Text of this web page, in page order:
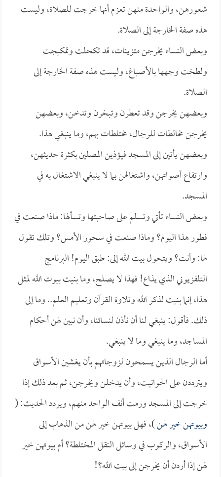
شعورهن، والواحدة منهن تعزم أنها خرجت للصلاة، وليست
هذه صفة الخارجة إلى الصلاة.
وبعض النساء يخرجن متزينات، قد تكحلت وتمكيجت
ولطخت وجهها بالأصباغ، وليست هذه صفة الخارجة إلى
الصلاة.
وبعضهن يخرجن وقد تعطرن وتبخرن وتدخن، وبعضهن
يخرجن مخالطات للرجال، مختلطات بهم، وما ينبغي هذا.
وبعضهن يأتين إلى المسجد فيؤذين المصلين بكثرة حديثهن،
وارتفاع أصواتهن، واشتغالهن بما لا ينبغي الاشتغال به في
المسجد.
وبعض النساء تأتي وتسلم على صاحبتها وتسألها: ماذا صنعت في
فطور هذا اليوم؟ وماذا صنعت في سحور الأمس؟ وتلك تقول
لها: وأنت؟ ويتحول بيت الله إلى: طبق اليوم! البرنامج
التلفزيوني الذي يذاع! فهذا لا يصلح، وما بنيت بيوت الله لمثل
هذا، إنما بنيت لذكر الله وتلاوة القرآن وتعليم العلم.. وما إلى
ذلك. فأقول: ينبغي لنا أن نأذن لنسائنا، وأن نبين لهن أحكام
المساجد، وما ينبغي وما لا ينبغي.
أما الرجال الذين يسمحون لزوجاتهم بأن يغشين الأسواق
ويترددن على الحوانيت، وأن يدخلن ويخرجن، ثم بعد ذلك إذا
خرجت إلى المسجد ورمت أنف الواحد منهم، ويردد الحديث: (
وبيوتهن خير لهن)، فهل بيوتهن خير لهن من الذهاب إلى
الأسواق، والركوب في وسائل النقل المختلطة؟ أم بيوتهن خير
لهن إذا أردن أن يخرجن إلى بيت الله؟!